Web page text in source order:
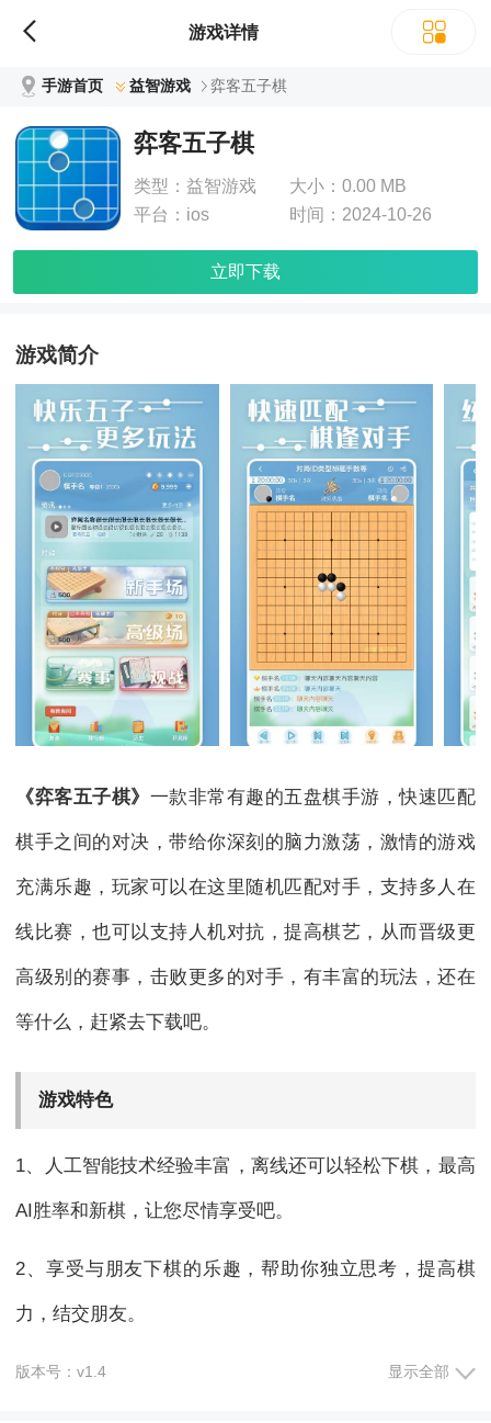
游戏详情
手游首页 益智游戏 弈客五子棋
弈客五子棋
类型： 益智游戏 大小：0.00 MB
平台： ios 时间： 2024-10-26
立即下载
游戏简介
《弈客五子棋》 一款非常有趣的五盘棋手游，快速匹配
棋手之间的对决，带给你深刻的脑力激荡，激情的游戏
充满乐趣，玩家可以在这里随机匹配对手，支持多人在
线比赛，也可以支持人机对抗，提高棋艺，从而晋级更
高级别的赛事，击败更多的对手，有丰富的玩法，还在
等什么，赶紧去下载吧。
游戏特色
1、人工智能技术经验丰富，离线还可以轻松下棋，最高
AI胜率和新棋，让您尽情享受吧。
2、享受与朋友下棋的乐趣，帮助你独立思考，提高棋
力，结交朋友。
3、开发系统软件验证，更科学的研究ELO开发管理系
版本号：v1.4 显示全部